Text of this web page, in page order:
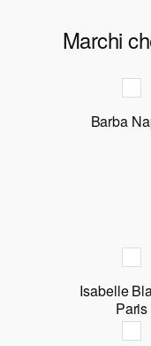
Marchi
Barba
Isabelle
Paris